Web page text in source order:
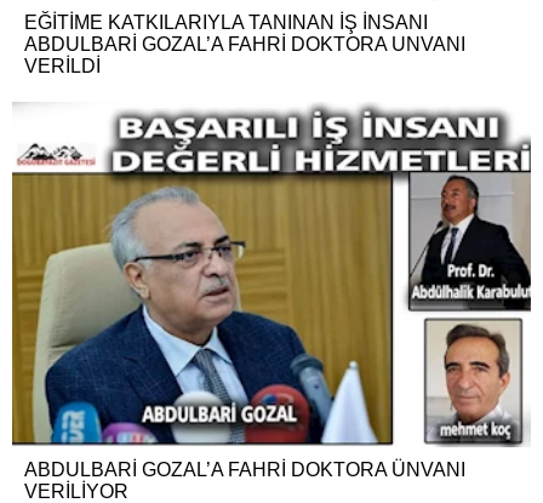
EĞİTİME KATKILARIYLA TANINAN İŞ İNSANI
ABDULBARİ GOZAL’A FAHRİ DOKTORA UNVANI
VERİLDİ
ABDULBARİ GOZAL’A FAHRİ DOKTORA ÜNVANI
VERİLİYOR